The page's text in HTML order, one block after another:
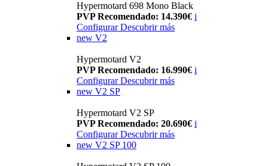
Hypermotard 698 Mono Black
PVP Recomendado: 14.390€ i
Configurar Descubrir más
new V2
Hypermotard V2
PVP Recomendado: 16.990€ i
Configurar Descubrir más
new V2 SP
Hypermotard V2 SP
PVP Recomendado: 20.690€ i
Configurar Descubrir más
new V2 SP 100